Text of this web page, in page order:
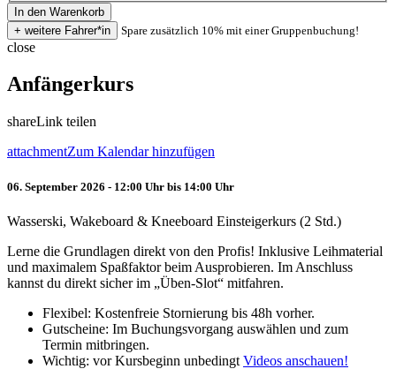
Spare zusätzlich 10% mit einer Gruppenbuchung!
close
Anfängerkurs
shareLink teilen
attachmentZum Kalendar hinzufügen
06. September 2026 - 12:00 Uhr bis 14:00 Uhr
Wasserski, Wakeboard & Kneeboard Einsteigerkurs (2 Std.)
Lerne die Grundlagen direkt von den Profis! Inklusive Leihmaterial
und maximalem Spaßfaktor beim Ausprobieren. Im Anschluss
kannst du direkt sicher im „Üben-Slot“ mitfahren.
Flexibel: Kostenfreie Stornierung bis 48h vorher.
Gutscheine: Im Buchungsvorgang auswählen und zum
Termin mitbringen.
Wichtig: vor Kursbeginn unbedingt Videos anschauen!